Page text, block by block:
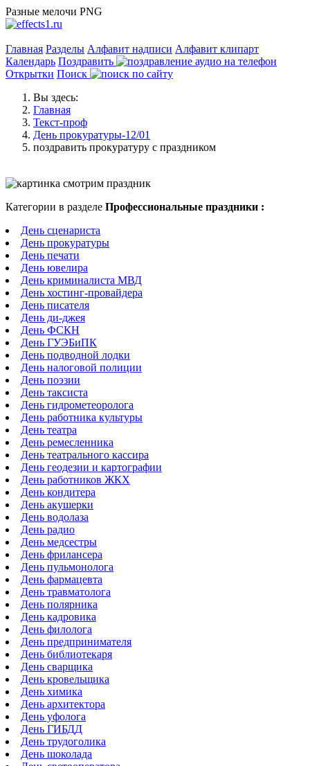
Разные мелочи PNG
Главная Разделы Алфавит надписи Алфавит клипарт
Календарь Поздравить
Открытки Поиск
Вы здесь:
Главная
Текст-проф
День прокуратуры-12/01
поздравить прокуратуру с праздником
Категории в разделе Профессиональные праздники :
День сценариста
День прокуратуры
День печати
День ювелира
День криминалиста МВД
День хостинг-провайдера
День писателя
День ди-джея
День ФСКН
День ГУЭБиПК
День подводной лодки
День налоговой полиции
День поэзии
День таксиста
День гидрометеоролога
День работника культуры
День театра
День ремесленника
День театрального кассира
День геодезии и картографии
День работников ЖКХ
День кондитера
День акушерки
День водолаза
День радио
День медсестры
День фрилансера
День пульмонолога
День фармацевта
День травматолога
День полярника
День кадровика
День филолога
День предпринимателя
День библиотекаря
День сварщика
День кровельщика
День химика
День архитектора
День уфолога
День ГИБДД
День трудоголика
День шоколада